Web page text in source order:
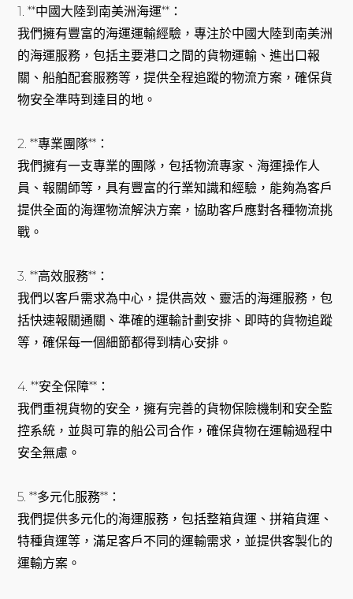
1. **中國大陸到南美洲海運**：
我們擁有豐富的海運運輸經驗，專注於中國大陸到南美洲
的海運服務，包括主要港口之間的貨物運輸、進出口報
關、船舶配套服務等，提供全程追蹤的物流方案，確保貨
物安全準時到達目的地。
2. **專業團隊**：
我們擁有一支專業的團隊，包括物流專家、海運操作人
員、報關師等，具有豐富的行業知識和經驗，能夠為客戶
提供全面的海運物流解決方案，協助客戶應對各種物流挑
戰。
3. **高效服務**：
我們以客戶需求為中心，提供高效、靈活的海運服務，包
括快速報關通關、準確的運輸計劃安排、即時的貨物追蹤
等，確保每一個細節都得到精心安排。
4. **安全保障**：
我們重視貨物的安全，擁有完善的貨物保險機制和安全監
控系統，並與可靠的船公司合作，確保貨物在運輸過程中
安全無慮。
5. **多元化服務**：
我們提供多元化的海運服務，包括整箱貨運、拼箱貨運、
特種貨運等，滿足客戶不同的運輸需求，並提供客製化的
運輸方案。